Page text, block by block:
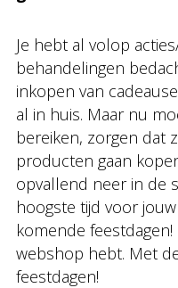
Je hebt al volop
behandelingen
inkopen van
al in huis. Maar nu
bereiken, zorgen dat
producten gaan
opvallend neer in de
hoogste tijd voor
komende
webshop hebt. Met
feestdagen!